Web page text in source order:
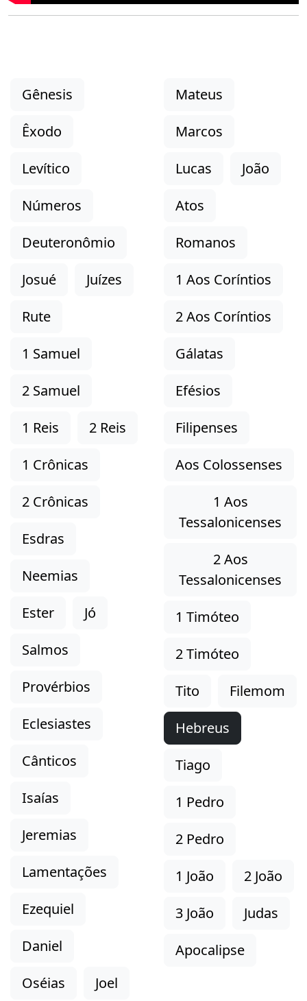
Gênesis
Êxodo
Levítico
Números
Deuteronômio
Josué
Juízes
Rute
1 Samuel
2 Samuel
1 Reis
2 Reis
1 Crônicas
2 Crônicas
Esdras
Neemias
Ester
Jó
Salmos
Provérbios
Eclesiastes
Cânticos
Isaías
Jeremias
Lamentações
Ezequiel
Daniel
Oséias
Joel
Mateus
Marcos
Lucas
João
Atos
Romanos
1 Aos Coríntios
2 Aos Coríntios
Gálatas
Efésios
Filipenses
Aos Colossenses
1 Aos
Tessalonicenses
2 Aos
Tessalonicenses
1 Timóteo
2 Timóteo
Tito
Filemom
Hebreus
Tiago
1 Pedro
2 Pedro
1 João
2 João
3 João
Judas
Apocalipse